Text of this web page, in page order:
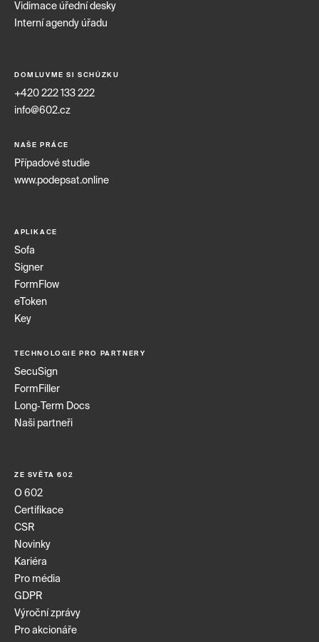
Vidimace úřední desky
Interní agendy úřadu
DOMLUVME SI SCHŮZKU
+420 222 133 222
info@602.cz
NAŠE PRÁCE
Případové studie
www.podepsat.online
APLIKACE
Sofa
Signer
FormFlow
eToken
Key
TECHNOLOGIE PRO PARTNERY
SecuSign
FormFiller
Long‑Term Docs
Naši partneři
ZE SVĚTA 602
O 602
Certifikace
CSR
Novinky
Kariéra
Pro média
GDPR
Výroční zprávy
Pro akcionáře